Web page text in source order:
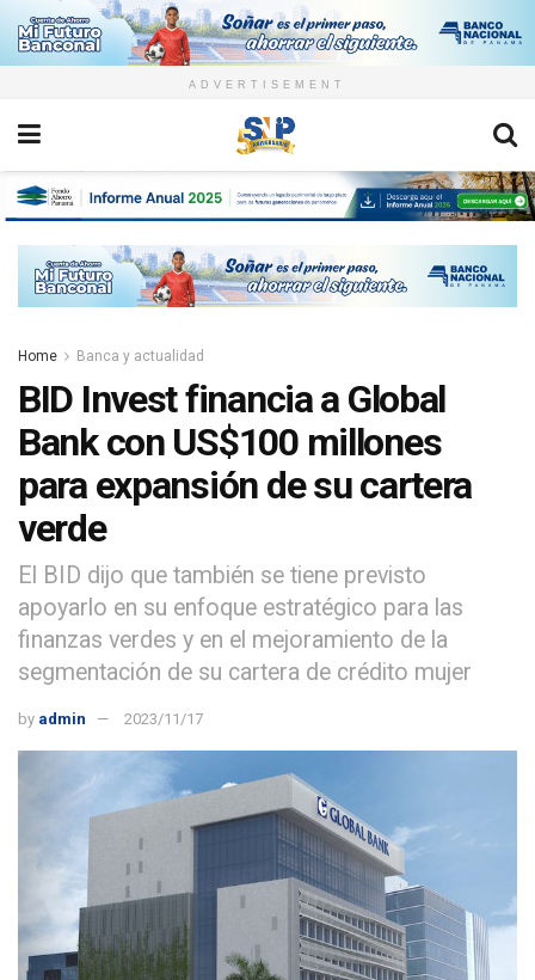
ADVERTISEMENT
Home Banca y actualidad
BID Invest financia a Global
Bank con US$100 millones
para expansión de su cartera
verde
El BID dijo que también se tiene previsto
apoyarlo en su enfoque estratégico para las
finanzas verdes y en el mejoramiento de la
segmentación de su cartera de crédito mujer
by admin 2023/11/17